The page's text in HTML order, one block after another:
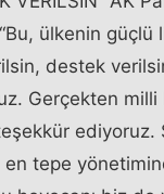
ülkenin
destek
Gerçekten milli
ediyoruz.
en tepe